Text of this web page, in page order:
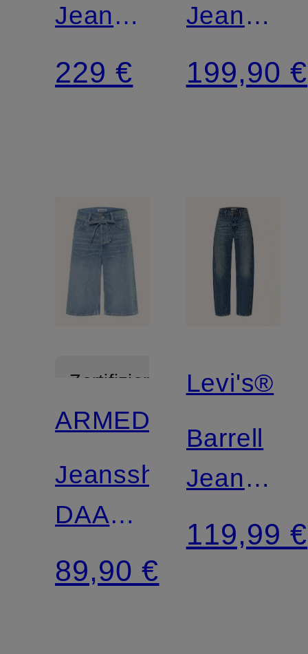
Jeans
RENTON
229 €
Jeans
RUMA
199,90 €
Zertifiziert
ARMEDANGELS
Jeansshorts
DAANY
BAGGY
89,90 €
Levi's®
Barrell
Jeans
BAGGY
DAD
119,99 €